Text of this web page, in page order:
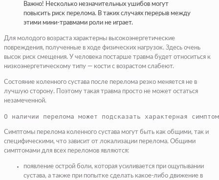
Важно! Несколько незначительных ушибов могут
повысить риск перелома. В таких случаях перерыв между
этими мини-травмами роли не играет.
Для молодого возраста характерны высокоэнергетические
повреждения, полученные в ходе физических нагрузок. Здесь очень
высок риск смещения. У человека постарше травма будет относиться к
низкоэнергетическому типу — кости с возрастом слабеют.
Состояние коленного сустава после перелома резко меняется не в
лучшую сторону. Поэтому такая травма просто не может остаться
незамеченной.
О наличии перелома может подсказать характерная
Симптомы перелома коленного сустава могут быть как общими, так и
специфическими, что зависит от локализации перелома. Общими
симптомами для всех переломов являются:
появление острой боли, которая усиливается при ощупывании
сустава, а также при попытке сделать какое-либо движение в